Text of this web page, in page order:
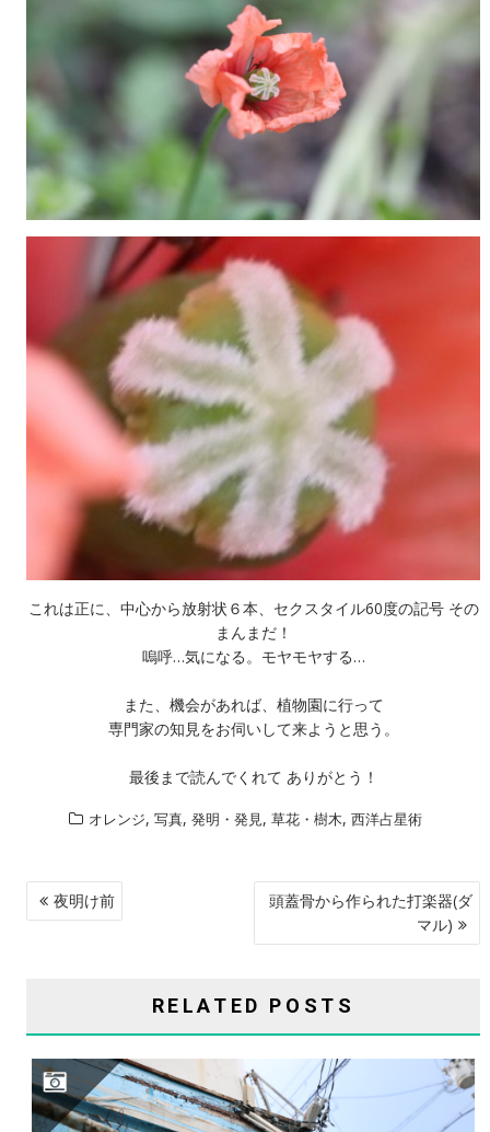
これは正に、中心から放射状６本、セクスタイル60度の記号 その
まんまだ！
嗚呼…気になる。モヤモヤする…
また、機会があれば、植物園に行って
専門家の知見をお伺いして来ようと思う。
最後まで読んでくれて ありがとう！
オレンジ, 写真, 発明・発見, 草花・樹木, 西洋占星術
投
稿
ー
シ
ョ
夜明け前
頭蓋骨から作られた打楽器(ダ
マル)
RELATED POSTS